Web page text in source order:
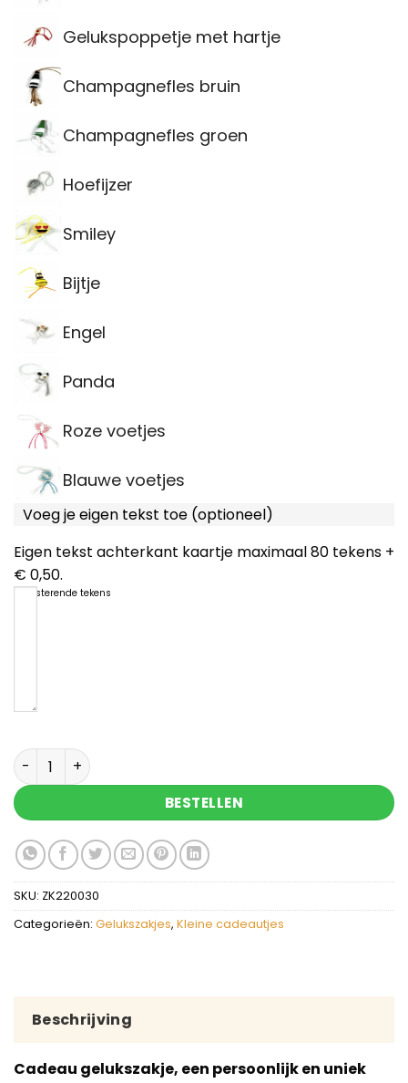
Gelukspoppetje met hartje
Champagnefles bruin
Champagnefles groen
Hoefijzer
Smiley
Bijtje
Engel
Panda
Roze voetjes
Blauwe voetjes
Voeg je eigen tekst toe (optioneel)
Eigen tekst achterkant kaartje maximaal 80 tekens +
€ 0,50.
resterende tekens
Gefeliciteerd - gelukszakje met gelukspoppetje
BESTELLEN
SKU: ZK220030
Categorieën: Gelukszakjes, Kleine cadeautjes
Beschrijving
Cadeau gelukszakje, een persoonlijk en uniek